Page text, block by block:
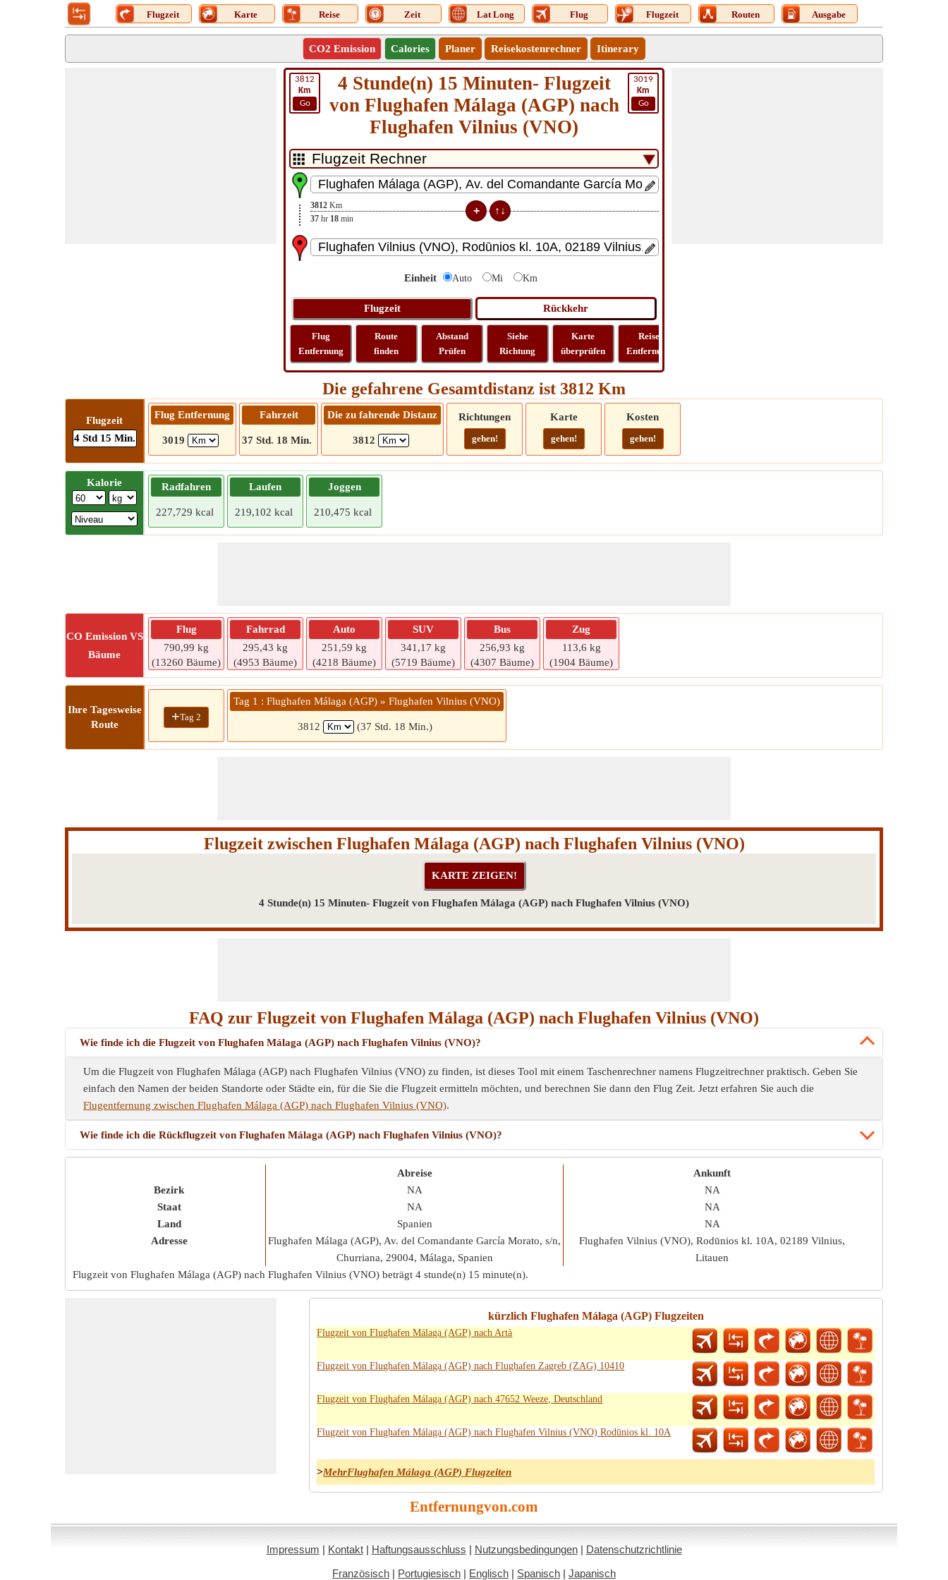
Flugzeit Karte Reise Zeit Lat Long Flug Flugzeit Routen Ausgabe
CO2 Emission Calories Planer Reisekostenrechner Itinerary
3812
Km
Go
3019
Km
Go
4 Stunde(n) 15 Minuten- Flugzeit
von Flughafen Málaga (AGP) nach
Flughafen Vilnius (VNO)
3812 Km
37 hr 18 min
Einheit Auto Mi Km
Flug
Entfernung
Route
finden
Abstand
Prüfen
Siehe
Richtung
Karte
überprüfen
Reise
Entfernung
Die gefahrene Gesamtdistanz ist 3812 Km
Flugzeit
4 Std 15 Min.
Flug Entfernung
3019
Fahrzeit
37 Std. 18 Min.
Die zu fahrende Distanz
3812
Richtungen
gehen!
Karte
gehen!
Kosten
gehen!
Kalorie Radfahren
227,729 kcal
Laufen
219,102 kcal
Joggen
210,475 kcal
CO Emission VS
Bäume
Flug
790,99 kg
(13260 Bäume)
Fahrrad
295,43 kg
(4953 Bäume)
Auto
251,59 kg
(4218 Bäume)
SUV
341,17 kg
(5719 Bäume)
Bus
256,93 kg
(4307 Bäume)
Zug
113,6 kg
(1904 Bäume)
Ihre Tagesweise
Route
+Tag 2
Tag 1 : Flughafen Málaga (AGP) » Flughafen Vilnius (VNO)
3812 (37 Std. 18 Min.)
Flugzeit zwischen Flughafen Málaga (AGP) nach Flughafen Vilnius (VNO)
4 Stunde(n) 15 Minuten- Flugzeit von Flughafen Málaga (AGP) nach Flughafen Vilnius (VNO)
FAQ zur Flugzeit von Flughafen Málaga (AGP) nach Flughafen Vilnius (VNO)
Wie finde ich die Flugzeit von Flughafen Málaga (AGP) nach Flughafen Vilnius (VNO)?
Um die Flugzeit von Flughafen Málaga (AGP) nach Flughafen Vilnius (VNO) zu finden, ist dieses Tool mit einem Taschenrechner namens Flugzeitrechner praktisch. Geben Sie
einfach den Namen der beiden Standorte oder Städte ein, für die Sie die Flugzeit ermitteln möchten, und berechnen Sie dann den Flug Zeit. Jetzt erfahren Sie auch die
Flugentfernung zwischen Flughafen Málaga (AGP) nach Flughafen Vilnius (VNO).
Wie finde ich die Rückflugzeit von Flughafen Málaga (AGP) nach Flughafen Vilnius (VNO)?
Bezirk
Staat
Land
Adresse
Abreise
NA
NA
Spanien
Flughafen Málaga (AGP), Av. del Comandante García Morato, s/n,
Churriana, 29004, Málaga, Spanien
Ankunft
NA
NA
NA
Flughafen Vilnius (VNO), Rodūnios kl. 10A, 02189 Vilnius,
Litauen
Flugzeit von Flughafen Málaga (AGP) nach Flughafen Vilnius (VNO) beträgt 4 stunde(n) 15 minute(n).
kürzlich Flughafen Málaga (AGP) Flugzeiten
Flugzeit von Flughafen Málaga (AGP) nach Artà
Flugzeit von Flughafen Málaga (AGP) nach Flughafen Zagreb (ZAG) 10410
Flugzeit von Flughafen Málaga (AGP) nach 47652 Weeze, Deutschland
Flugzeit von Flughafen Málaga (AGP) nach Flughafen Vilnius (VNO) Rodūnios kl. 10A
>MehrFlughafen Málaga (AGP) Flugzeiten
Entfernungvon.com
Impressum | Kontakt| Haftungsausschluss | Nutzungsbedingungen| Datenschutzrichtlinie
Französisch | Portugiesisch | Englisch | Spanisch | Japanisch